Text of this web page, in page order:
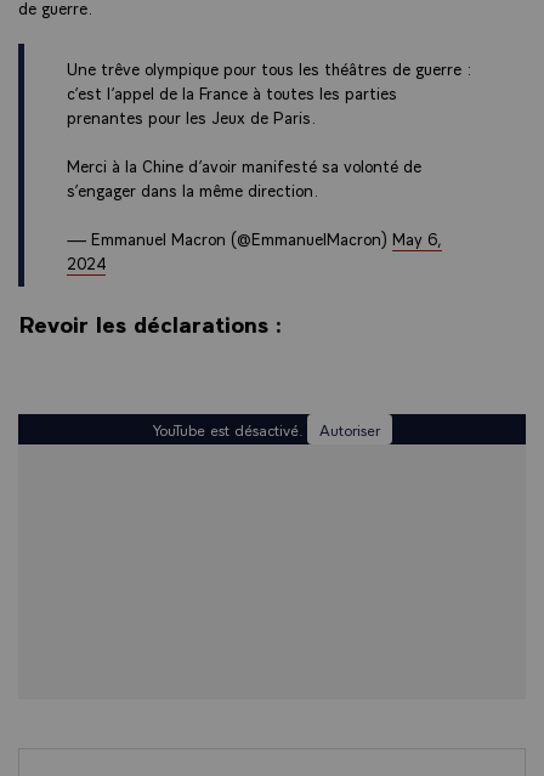
de guerre.
Une trêve olympique pour tous les théâtres de guerre :
c’est l’appel de la France à toutes les parties
prenantes pour les Jeux de Paris.
Merci à la Chine d’avoir manifesté sa volonté de
s’engager dans la même direction.
— Emmanuel Macron (@EmmanuelMacron) May 6,
2024
Revoir les déclarations :
YouTube est désactivé. Autoriser